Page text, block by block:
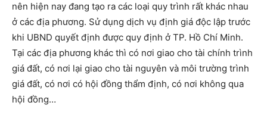
nên hiện nay đang tạo ra các loại quy trình rất khác nhau
ở các địa phương. Sử dụng dịch vụ định giá độc lập trước
khi UBND quyết định được quy định ở TP. Hồ Chí Minh.
Tại các địa phương khác thì có nơi giao cho tài chính trình
giá đất, có nơi lại giao cho tài nguyên và môi trường trình
giá đất, có nơi có hội đồng thẩm định, có nơi không qua
hội đồng…